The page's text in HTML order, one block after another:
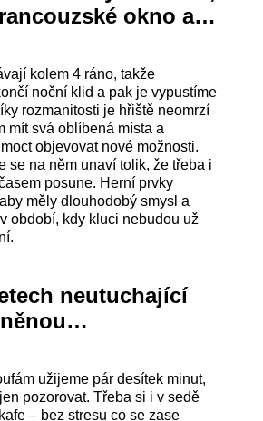
okno a…
kolem 4 ráno, takže
noční klid a pak je vypustíme
rozmanitosti je hřiště neomrzí
mít svá oblíbená místa a
objevovat nové možnosti.
se na něm unaví tolik, že třeba i
posune. Herní prvky
měly dlouhodobý smysl a
období, kdy kluci nebudou už
neutuchající
užijeme pár desítek minut,
pozorovat. Třeba si i v sedě
– bez stresu co se zase